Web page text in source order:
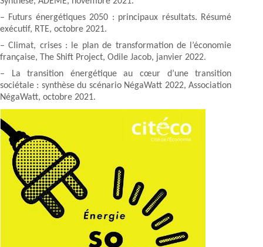
– Futurs énergétiques 2050 : principaux résultats. Résumé
exécutif, RTE, octobre 2021.
– Climat, crises : le plan de transformation de l’économie
française, The Shift Project, Odile Jacob, janvier 2022.
– La transition énergétique au cœur d’une transition
sociétale : synthèse du scénario NégaWatt 2022, Association
NégaWatt, octobre 2021.